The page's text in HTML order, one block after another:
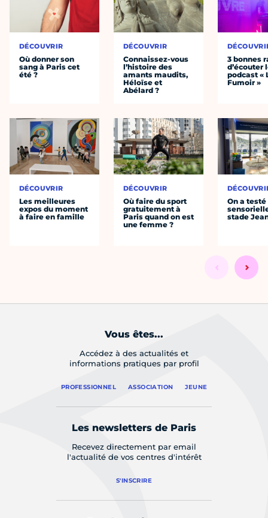
DÉCOUVRIR
Où donner son
sang à Paris cet
été ?
DÉCOUVRIR
Les meilleures
expos du moment
à faire en famille
DÉCOUVRIR
Connaissez-vous
l’histoire des
amants maudits,
Héloïse et
Abélard ?
DÉCOUVRIR
Où faire du sport
gratuitement à
Paris quand on est
une femme ?
3 bonnes
d’écouter
podcast «
Fumoir »
On a
stade
Vous êtes...
Accédez à des actualités et
informations pratiques par profil
PROFESSIONNEL ASSOCIATION JEUNE
Les newsletters de Paris
Recevez directement par email
l'actualité de vos centres d'intérêt
S'INSCRIRE